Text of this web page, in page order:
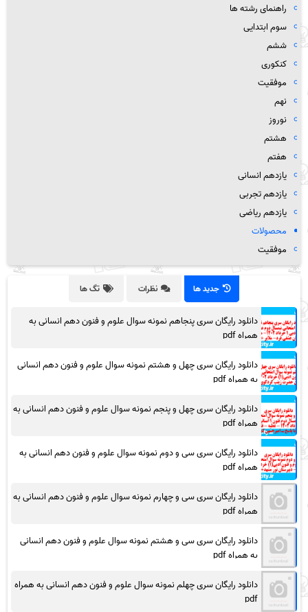
راهنمای رشته ها
سوم ابتدایی
ششم
کنکوری
موفقیت
نهم
نوروز
هشتم
هفتم
یازدهم انسانی
یازدهم تجربی
یازدهم ریاضی
محصولات
موفقیت
جدید ها نظرات تگ ها
دانلود رایگان سری پنجاهم نمونه سوال علوم و فنون دهم انسانی به
همراه pdf
دانلود رایگان سری چهل و هشتم نمونه سوال علوم و فنون دهم انسانی
به همراه pdf
دانلود رایگان سری چهل و پنجم نمونه سوال علوم و فنون دهم انسانی به
همراه pdf
دانلود رایگان سری سی و دوم نمونه سوال علوم و فنون دهم انسانی به
همراه pdf
دانلود رایگان سری سی و چهارم نمونه سوال علوم و فنون دهم انسانی به
همراه pdf
دانلود رایگان سری سی و هشتم نمونه سوال علوم و فنون دهم انسانی
به همراه pdf
دانلود رایگان سری چهلم نمونه سوال علوم و فنون دهم انسانی به همراه
pdf